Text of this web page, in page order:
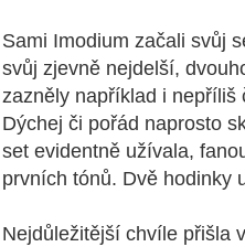
Sami Imodium začali svůj
svůj zjevně nejdelší,
zazněly například i nepříliš
Dýchej či pořád naprosto
set evidentně užívala,
prvních tónů. Dvě hodinky
Nejdůležitější chvíle přišla